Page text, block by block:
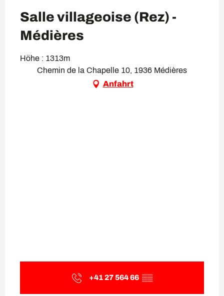
Salle villageoise (Rez) -
Médières
Höhe : 1313m
Chemin de la Chapelle 10, 1936 Médières
Anfahrt
+41 27 564 66 ▒▒